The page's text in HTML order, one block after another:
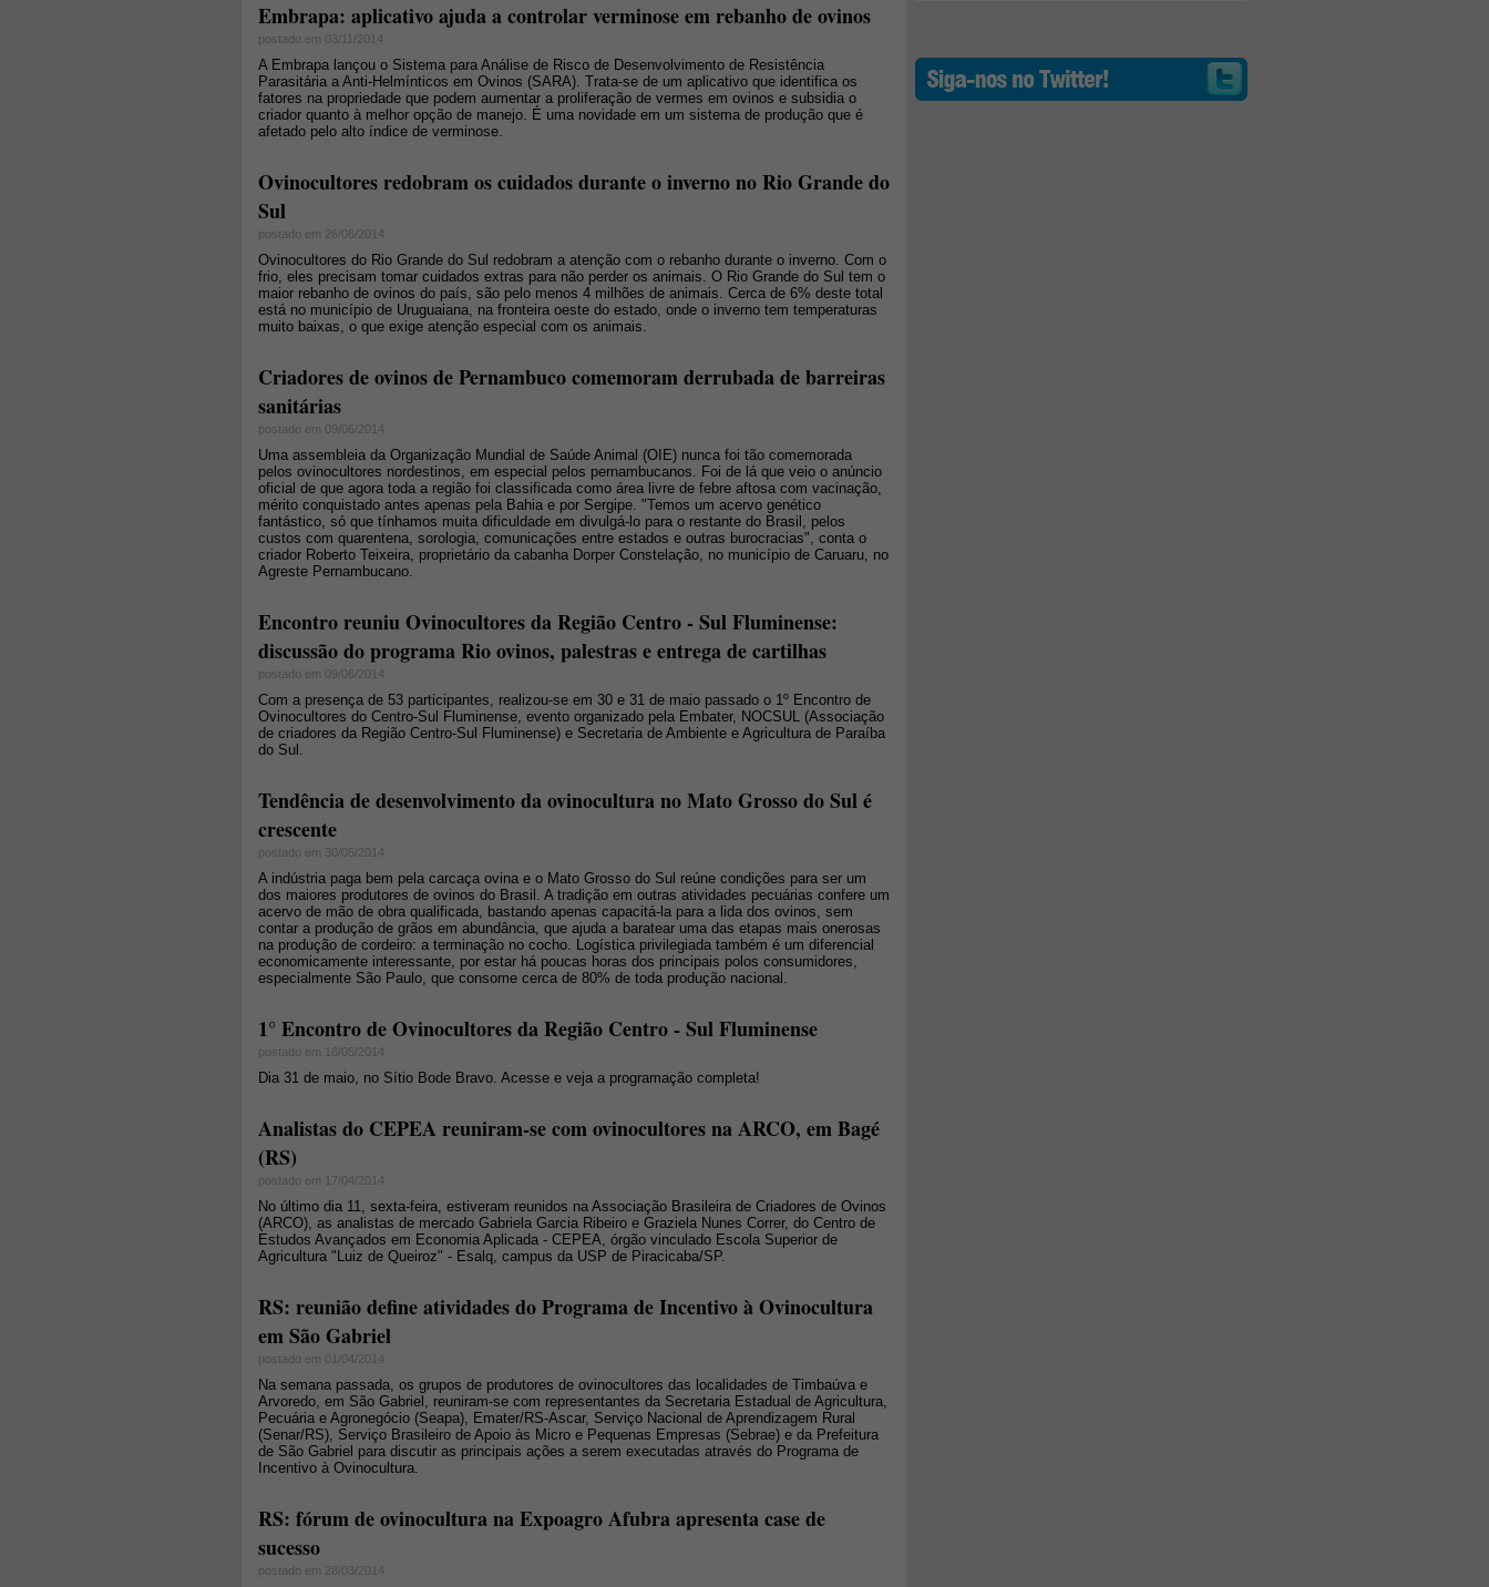
Embrapa: aplicativo ajuda a controlar verminose em rebanho de ovinos
postado em 03/11/2014
A Embrapa lançou o Sistema para Análise de Risco de Desenvolvimento de Resistência
Parasitária a Anti-Helmínticos em Ovinos (SARA). Trata-se de um aplicativo que identifica os
fatores na propriedade que podem aumentar a proliferação de vermes em ovinos e subsidia o
criador quanto à melhor opção de manejo. É uma novidade em um sistema de produção que é
afetado pelo alto índice de verminose.
Ovinocultores redobram os cuidados durante o inverno no Rio Grande do
Sul
postado em 26/06/2014
Ovinocultores do Rio Grande do Sul redobram a atenção com o rebanho durante o inverno. Com o
frio, eles precisam tomar cuidados extras para não perder os animais. O Rio Grande do Sul tem o
maior rebanho de ovinos do país, são pelo menos 4 milhões de animais. Cerca de 6% deste total
está no município de Uruguaiana, na fronteira oeste do estado, onde o inverno tem temperaturas
muito baixas, o que exige atenção especial com os animais.
Criadores de ovinos de Pernambuco comemoram derrubada de barreiras
sanitárias
postado em 09/06/2014
Uma assembleia da Organização Mundial de Saúde Animal (OIE) nunca foi tão comemorada
pelos ovinocultores nordestinos, em especial pelos pernambucanos. Foi de lá que veio o anúncio
oficial de que agora toda a região foi classificada como área livre de febre aftosa com vacinação,
mérito conquistado antes apenas pela Bahia e por Sergipe. "Temos um acervo genético
fantástico, só que tínhamos muita dificuldade em divulgá-lo para o restante do Brasil, pelos
custos com quarentena, sorologia, comunicações entre estados e outras burocracias", conta o
criador Roberto Teixeira, proprietário da cabanha Dorper Constelação, no município de Caruaru, no
Agreste Pernambucano.
Encontro reuniu Ovinocultores da Região Centro - Sul Fluminense:
discussão do programa Rio ovinos, palestras e entrega de cartilhas
postado em 09/06/2014
Com a presença de 53 participantes, realizou-se em 30 e 31 de maio passado o 1º Encontro de
Ovinocultores do Centro-Sul Fluminense, evento organizado pela Embater, NOCSUL (Associação
de criadores da Região Centro-Sul Fluminense) e Secretaria de Ambiente e Agricultura de Paraíba
do Sul.
Tendência de desenvolvimento da ovinocultura no Mato Grosso do Sul é
crescente
postado em 30/05/2014
A indústria paga bem pela carcaça ovina e o Mato Grosso do Sul reúne condições para ser um
dos maiores produtores de ovinos do Brasil. A tradição em outras atividades pecuárias confere um
acervo de mão de obra qualificada, bastando apenas capacitá-la para a lida dos ovinos, sem
contar a produção de grãos em abundância, que ajuda a baratear uma das etapas mais onerosas
na produção de cordeiro: a terminação no cocho. Logística privilegiada também é um diferencial
economicamente interessante, por estar há poucas horas dos principais polos consumidores,
especialmente São Paulo, que consome cerca de 80% de toda produção nacional.
1° Encontro de Ovinocultores da Região Centro - Sul Fluminense
postado em 16/05/2014
Dia 31 de maio, no Sítio Bode Bravo. Acesse e veja a programação completa!
Analistas do CEPEA reuniram-se com ovinocultores na ARCO, em Bagé
(RS)
postado em 17/04/2014
No último dia 11, sexta-feira, estiveram reunidos na Associação Brasileira de Criadores de Ovinos
(ARCO), as analistas de mercado Gabriela Garcia Ribeiro e Graziela Nunes Correr, do Centro de
Estudos Avançados em Economia Aplicada - CEPEA, órgão vinculado Escola Superior de
Agricultura "Luiz de Queiroz" - Esalq, campus da USP de Piracicaba/SP.
RS: reunião define atividades do Programa de Incentivo à Ovinocultura
em São Gabriel
postado em 01/04/2014
Na semana passada, os grupos de produtores de ovinocultores das localidades de Timbaúva e
Arvoredo, em São Gabriel, reuniram-se com representantes da Secretaria Estadual de Agricultura,
Pecuária e Agronegócio (Seapa), Emater/RS-Ascar, Serviço Nacional de Aprendizagem Rural
(Senar/RS), Serviço Brasileiro de Apoio às Micro e Pequenas Empresas (Sebrae) e da Prefeitura
de São Gabriel para discutir as principais ações a serem executadas através do Programa de
Incentivo à Ovinocultura.
RS: fórum de ovinocultura na Expoagro Afubra apresenta case de
sucesso
postado em 28/03/2014